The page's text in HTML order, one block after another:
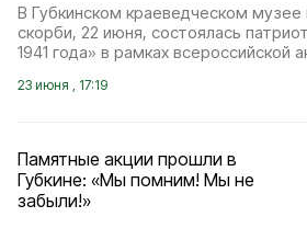
В Губкинском краеведческом
скорби, 22 июня, состоялась
1941 года» в рамках всероссийской
23 июня , 17:19
Памятные акции прошли в
Губкине: «Мы помним! Мы не
забыли!»